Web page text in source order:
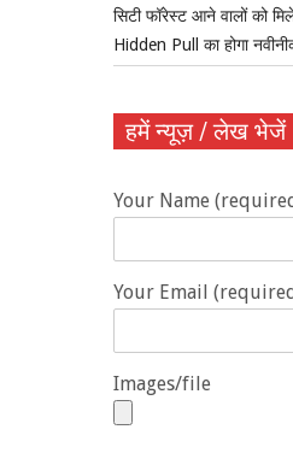
सिटी फॉरेस्ट आने वालों को
Hidden Pull का होगा
हमें न्यूज़ / लेख भेजें
Your Name
Your Email
Images/file